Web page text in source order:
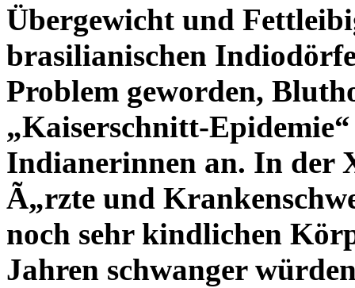
Übergewicht und
brasilianischen
Problem geworden,
„Kaiserschnitt-
Indianerinnen an. In der
Ã„rzte und
noch sehr kindlichen
Jahren schwanger